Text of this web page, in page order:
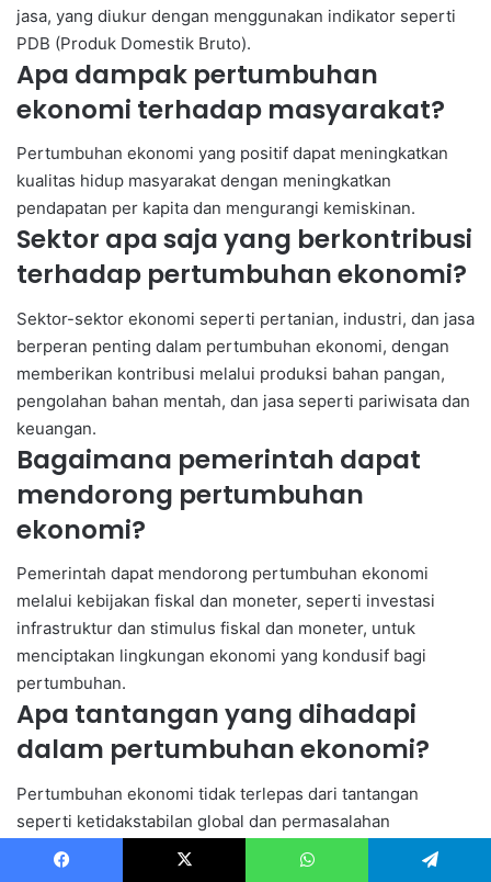
jasa, yang diukur dengan menggunakan indikator seperti
PDB (Produk Domestik Bruto).
Apa dampak pertumbuhan
ekonomi terhadap masyarakat?
Pertumbuhan ekonomi yang positif dapat meningkatkan
kualitas hidup masyarakat dengan meningkatkan
pendapatan per kapita dan mengurangi kemiskinan.
Sektor apa saja yang berkontribusi
terhadap pertumbuhan ekonomi?
Sektor-sektor ekonomi seperti pertanian, industri, dan jasa
berperan penting dalam pertumbuhan ekonomi, dengan
memberikan kontribusi melalui produksi bahan pangan,
pengolahan bahan mentah, dan jasa seperti pariwisata dan
keuangan.
Bagaimana pemerintah dapat
mendorong pertumbuhan
ekonomi?
Pemerintah dapat mendorong pertumbuhan ekonomi
melalui kebijakan fiskal dan moneter, seperti investasi
infrastruktur dan stimulus fiskal dan moneter, untuk
menciptakan lingkungan ekonomi yang kondusif bagi
pertumbuhan.
Apa tantangan yang dihadapi
dalam pertumbuhan ekonomi?
Pertumbuhan ekonomi tidak terlepas dari tantangan
seperti ketidakstabilan global dan permasalahan
lingkungan, yang memerlukan kebijakan yang tepat dan